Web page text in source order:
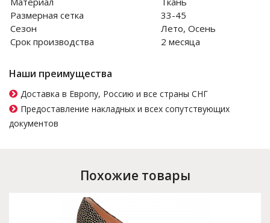
Размерная сетка
33-45
Сезон
Лето, Осень
Срок производства
2 месяца
Наши преимущества
Доставка в Европу, Россию и все страны СНГ
Предоставление накладных и всех сопутствующих
документов
Похожие товары